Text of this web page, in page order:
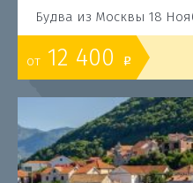
Будва из Москвы 18
от 12 400 o